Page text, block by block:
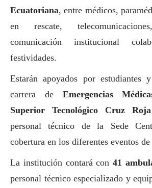
Ecuatoriana, entre médicos,
en rescate,
comunicación institucional
festividades.
Estarán apoyados por estudiantes
carrera de Emergencias
Superior Tecnológico Cruz
personal técnico de la Sede
cobertura en los diferentes eventos
La institución contará con 41
personal técnico especializado y